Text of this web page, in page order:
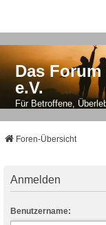
Das
e.V.
Für Betroffene,
Foren-Übersicht
Anmelden
Benutzername: